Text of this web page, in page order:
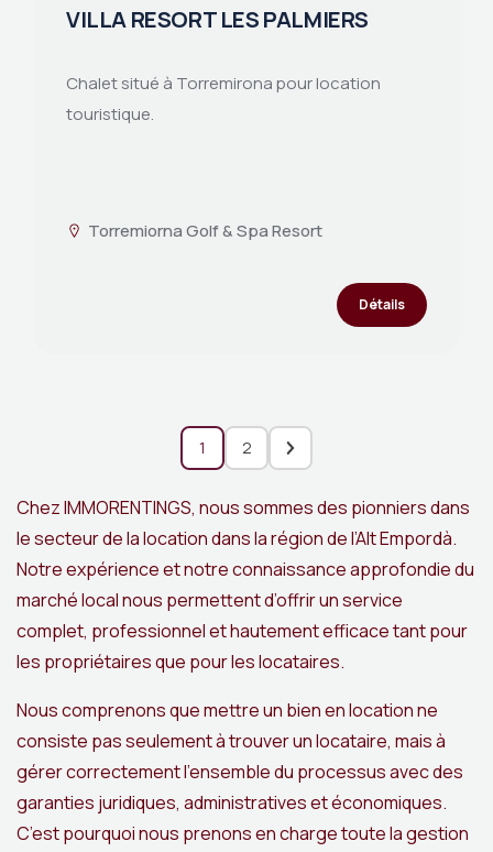
VILLA RESORT LES PALMIERS
Chalet situé à Torremirona pour location
touristique.
Torremiorna Golf & Spa Resort
Détails
1 2
Chez IMMORENTINGS, nous sommes des pionniers dans
le secteur de la location dans la région de l’Alt Empordà.
Notre expérience et notre connaissance approfondie du
marché local nous permettent d’offrir un service
complet, professionnel et hautement efficace tant pour
les propriétaires que pour les locataires.
Nous comprenons que mettre un bien en location ne
consiste pas seulement à trouver un locataire, mais à
gérer correctement l’ensemble du processus avec des
garanties juridiques, administratives et économiques.
C’est pourquoi nous prenons en charge toute la gestion